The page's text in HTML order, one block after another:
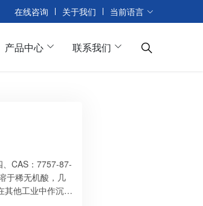
在线咨询 关于我们 当前语言
产品中心 联系我们
CAS：7757-87-
于稀无机酸，几
其他工业中作沉淀